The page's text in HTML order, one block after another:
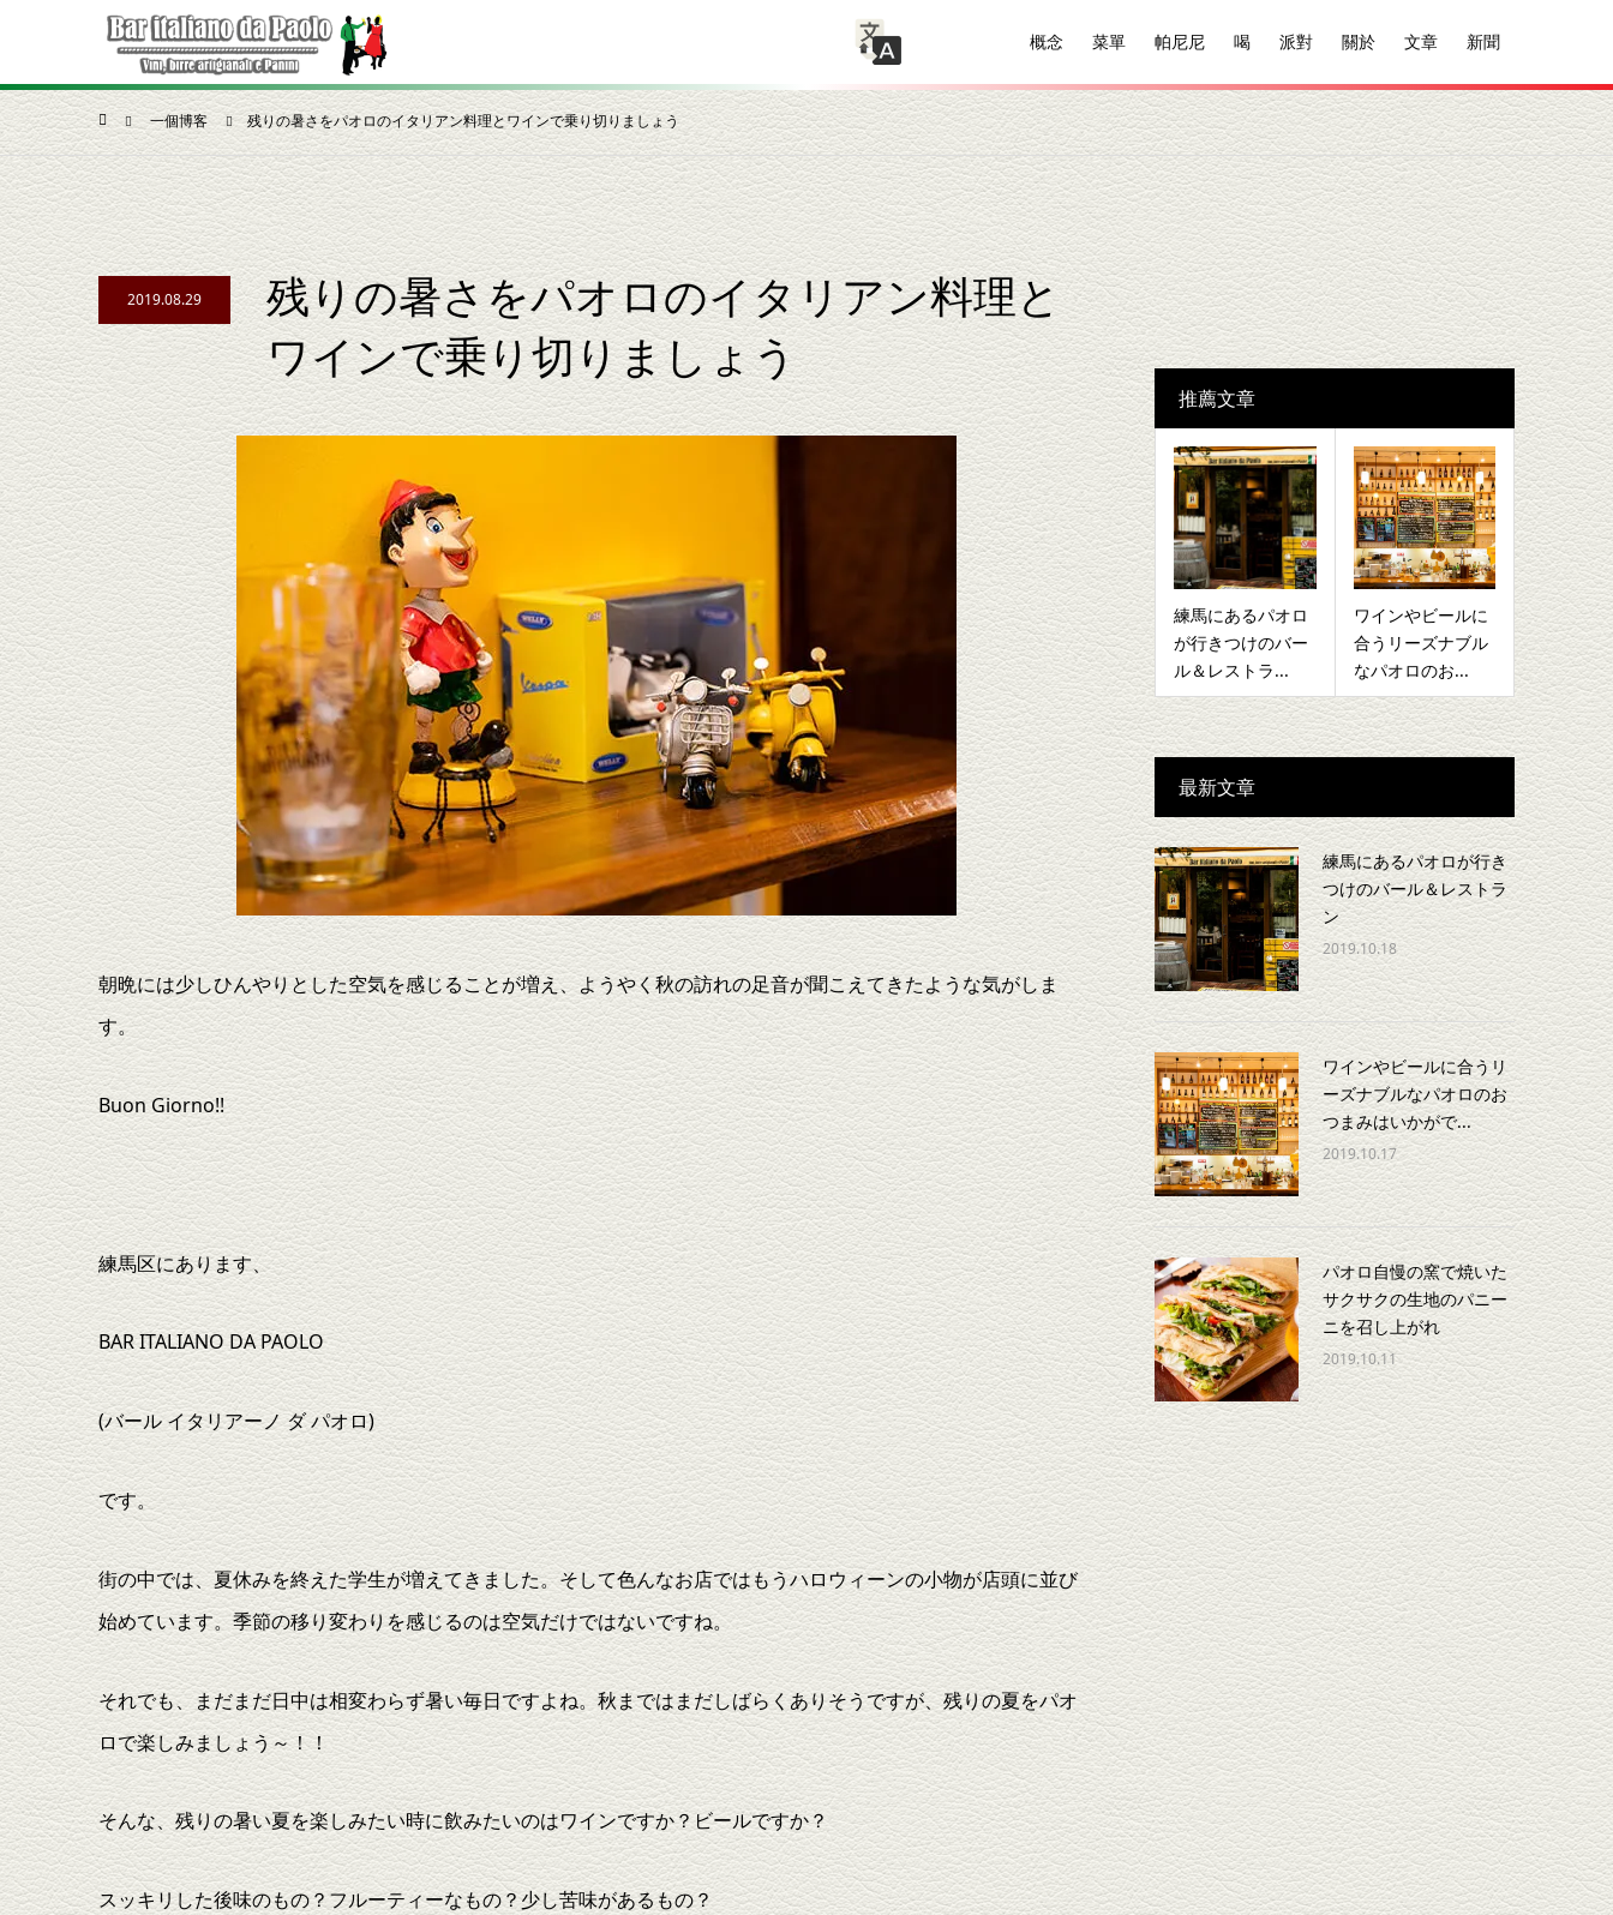
概念 菜單 帕尼尼 喝 派對 關於 文章 新聞
一個博客 残りの暑さをパオロのイタリアン料理とワインで乗り切りましょう
2019.08.29
残りの暑さをパオロのイタリアン料理と
ワインで乗り切りましょう
朝晩には少しひんやりとした空気を感じることが増え、ようやく秋の訪れの足音が聞こえてきたような気がしま
す。
Buon Giorno!!
練馬区にあります、
BAR ITALIANO DA PAOLO
(バール イタリアーノ ダ パオロ)
です。
街の中では、夏休みを終えた学生が増えてきました。そして色んなお店ではもうハロウィーンの小物が店頭に並び
始めています。季節の移り変わりを感じるのは空気だけではないですね。
それでも、まだまだ日中は相変わらず暑い毎日ですよね。秋まではまだしばらくありそうですが、残りの夏をパオ
ロで楽しみましょう～！！
そんな、残りの暑い夏を楽しみたい時に飲みたいのはワインですか？ビールですか？
スッキリした後味のもの？フルーティーなもの？少し苦味があるもの？
推薦文章
練馬にあるパオロ
が行きつけのバー
ル＆レストラ...
ワインやビールに
合うリーズナブル
なパオロのお...
最新文章
練馬にあるパオロが行き
つけのバール＆レストラ
ン
2019.10.18
ワインやビールに合うリ
ーズナブルなパオロのお
つまみはいかがで...
2019.10.17
パオロ自慢の窯で焼いた
サクサクの生地のパニー
ニを召し上がれ
2019.10.11